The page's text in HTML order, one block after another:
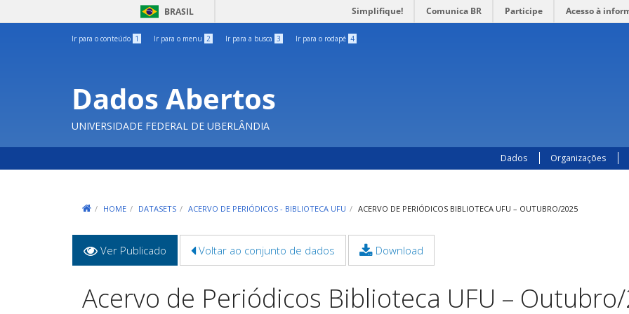
BRASIL Simplifique! Comunica BR Participe Acesso à
Ir para o conteúdo 1 Ir para o menu 2 Ir para a busca 3 Ir para o rodapé 4
Dados Abertos
UNIVERSIDADE FEDERAL DE UBERLÂNDIA
Dados Organizações
HOME DATASETS ACERVO DE PERIÓDICOS - BIBLIOTECA UFU ACERVO DE PERIÓDICOS BIBLIOTECA UFU – OUTUBRO/2025
primárias
Ver Publicado
ativa)
Voltar ao conjunto de dados Download
Acervo de Periódicos Biblioteca UFU –